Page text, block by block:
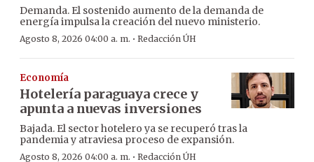
Demanda. El sostenido aumento de la demanda de
energía impulsa la creación del nuevo ministerio.
Agosto 8, 2026 04:00 a. m. · Redacción ÚH
Economía
Hotelería paraguaya crece y
apunta a nuevas inversiones
Bajada. El sector hotelero ya se recuperó tras la
pandemia y atraviesa proceso de expansión.
Agosto 8, 2026 04:00 a. m. · Redacción ÚH